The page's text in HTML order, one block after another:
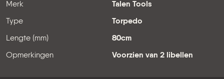
Merk Talen Tools
Type Torpedo
Lengte (mm) 80cm
Opmerkingen Voorzien van 2 libellen